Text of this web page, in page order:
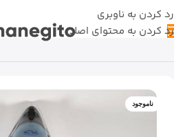
رد کردن به ناوبری
رد کردن به محتوای اصلی
ناموجود